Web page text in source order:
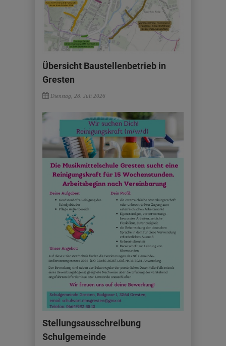
Übersicht Baustellenbetrieb in
Gresten
Dienstag, 28. Juli 2026
Stellungsausschreibung
Schulgemeinde